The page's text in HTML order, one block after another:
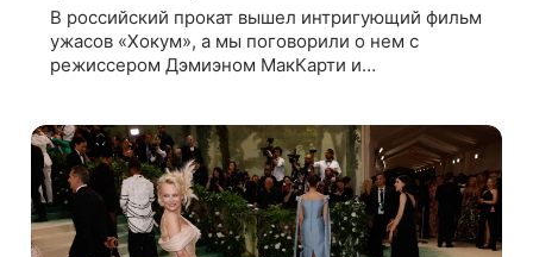
В российский прокат вышел интригующий фильм
ужасов «Хокум», а мы поговорили о нем с
режиссером Дэмиэном МакКарти и
эксклюзивное интервью